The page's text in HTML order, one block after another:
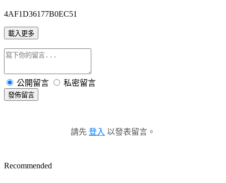
4AF1D36177B0EC51
載入更多
公開留言 私密留言
發佈留言
請先 登入 以發表留言。
Recommended